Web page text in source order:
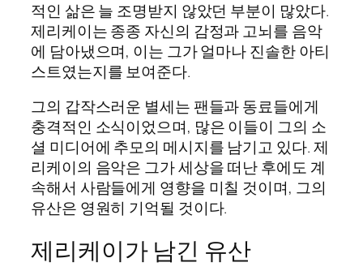
적인 삶은 늘 조명받지 않았던 부분이 많았다.
제리케이는 종종 자신의 감정과 고뇌를 음악
에 담아냈으며, 이는 그가 얼마나 진솔한 아티
스트였는지를 보여준다.
그의 갑작스러운 별세는 팬들과 동료들에게
충격적인 소식이었으며, 많은 이들이 그의 소
셜 미디어에 추모의 메시지를 남기고 있다. 제
리케이의 음악은 그가 세상을 떠난 후에도 계
속해서 사람들에게 영향을 미칠 것이며, 그의
유산은 영원히 기억될 것이다.
제리케이가 남긴 유산